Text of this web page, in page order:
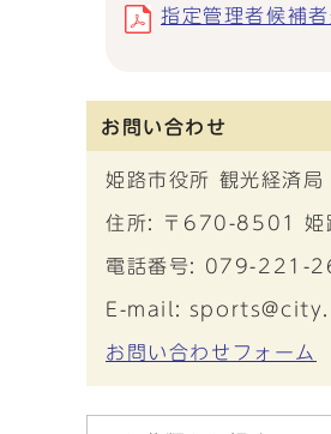
指定管理者候補
お問い合わせ
姫路市役所 観光経済局
住所: 〒670-8501 姫
電話番号: 079-221-
E-mail:
お問い合わせフォーム